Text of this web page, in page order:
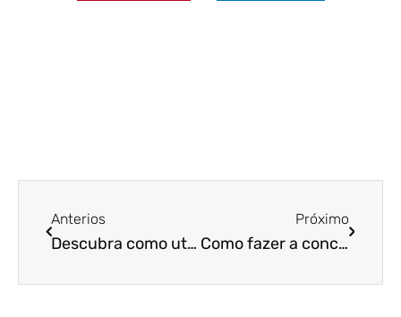
Anterios
Descubra como utilizar o Módulo Gerenciamento Financeiro do sistema Unilab!
Próximo
Como fazer a conciliação bancária no sistema Unilab em 4 passos simples